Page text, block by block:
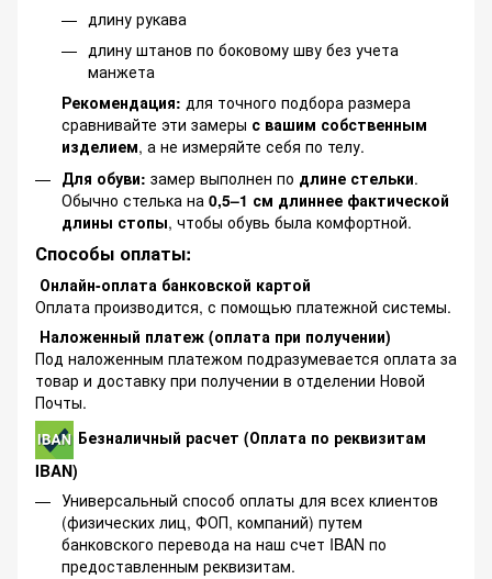
длину рукава
длину штанов по боковому шву без учета
манжета
Рекомендация: для точного подбора размера
сравнивайте эти замеры с вашим собственным
изделием, а не измеряйте себя по телу.
Для обуви: замер выполнен по длине стельки.
Обычно стелька на 0,5–1 см длиннее фактической
длины стопы, чтобы обувь была комфортной.
Способы оплаты:
Онлайн-оплата банковской картой
Оплата производится, с помощью платежной системы.
Наложенный платеж (оплата при получении)
Под наложенным платежом подразумевается оплата за
товар и доставку при получении в отделении Новой
Почты.
Безналичный расчет (Оплата по реквизитам
IBAN)
Универсальный способ оплаты для всех клиентов
(физических лиц, ФОП, компаний) путем
банковского перевода на наш счет IBAN по
предоставленным реквизитам.